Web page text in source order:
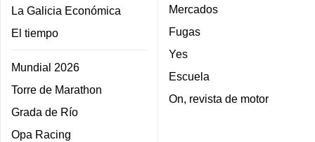
La Galicia Económica
El tiempo
Mundial 2026
Torre de Marathon
Grada de Río
Opa Racing
Mercados
Fugas
Yes
Escuela
On, revista de motor